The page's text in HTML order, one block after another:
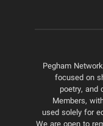
Pegham
focused on
poetry, and
Members,
used solely for